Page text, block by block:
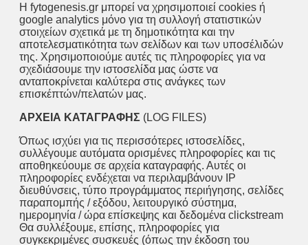
Η fytogenesis.gr μπορεί να χρησιμοποιεί cookies ή
google analytics μόνο για τη συλλογή στατιστικών
στοιχείων σχετικά με τη δημοτικότητα και την
αποτελεσματικότητα των σελίδων και των υποσέλιδών
της. Χρησιμοποιούμε αυτές τις πληροφορίες για να
σχεδιάσουμε την ιστοσελίδα μας ώστε να
ανταποκρίνεται καλύτερα στις ανάγκες των
επισκέπτών/πελατών μας.
ΑΡΧΕΙΑ ΚΑΤΑΓΡΑΦΗΣ (LOG FILES)
Όπως ισχύει για τις περισσότερες ιστοσελίδες,
συλλέγουμε αυτόματα ορισμένες πληροφορίες και τις
αποθηκεύουμε σε αρχεία καταγραφής. Αυτές οι
πληροφορίες ενδέχεται να περιλαμβάνουν IP
διευθύνσεις, τύπο προγράμματος περιήγησης, σελίδες
παραπομπής / εξόδου, λειτουργικό σύστημα,
ημερομηνία / ώρα επίσκεψης και δεδομένα clickstream
Θα συλλέξουμε, επίσης, πληροφορίες για
συγκεκριμένες συσκευές (όπως την έκδοση του